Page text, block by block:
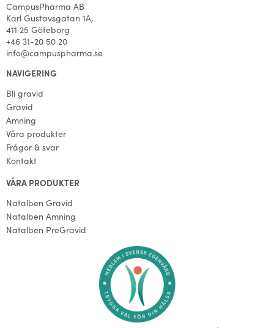
CampusPharma AB
Karl Gustavsgatan 1A,
411 25 Göteborg
+46 31-20 50 20
info@campuspharma.se
NAVIGERING
Bli gravid
Gravid
Amning
Våra produkter
Frågor & svar
Kontakt
VÅRA PRODUKTER
Natalben Gravid
Natalben Amning
Natalben PreGravid